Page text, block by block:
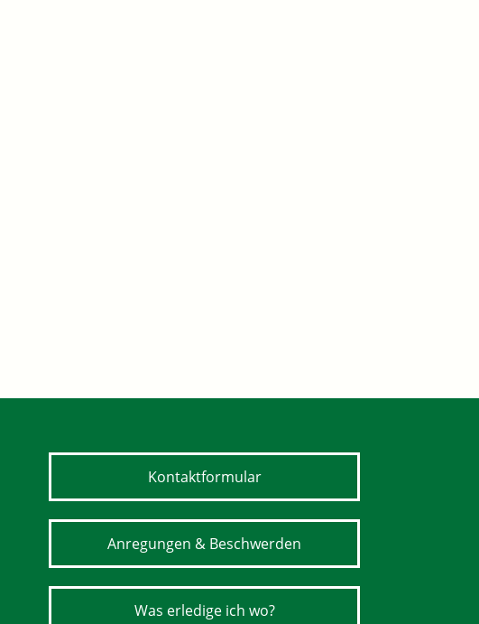
Kontaktformular
Anregungen & Beschwerden
Was erledige ich wo?